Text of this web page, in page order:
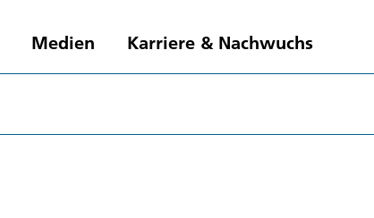
Medien Karriere & Nachwuchs